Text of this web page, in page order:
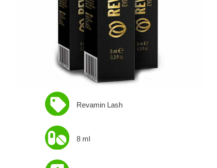
Revamin Lash
8 ml